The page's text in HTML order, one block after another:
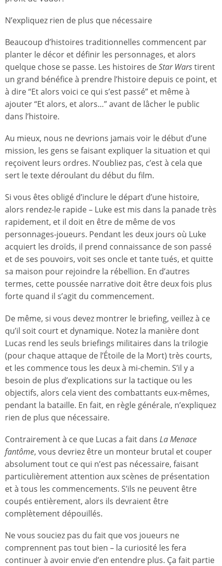
N’expliquez rien de plus que nécessaire
Beaucoup d’histoires traditionnelles commencent par
planter le décor et définir les personnages, et alors
quelque chose se passe. Les histoires deStar Warstirent
un grand bénéfice à prendre l’histoire depuis ce point, et
à dire “Et alors voici ce qui s’est passé” et même à
ajouter “Et alors, et alors…” avant de lâcher le public
dans l’histoire.
Au mieux, nous ne devrions jamais voir le début d’une
mission, les gens se faisant expliquer la situation et qui
reçoivent leurs ordres. N’oubliez pas, c’est à cela que
sert le texte déroulant du début du film.
Si vous êtes obligé d’inclure le départ d’une histoire,
alors rendez-le rapide – Luke est mis dans la panade très
rapidement, et il doit en être de même de vos
personnages-joueurs. Pendant les deux jours où Luke
acquiert les droïds, il prend connaissance de son passé
et de ses pouvoirs, voit ses oncle et tante tués, et quitte
sa maison pour rejoindre la rébellion. En d’autres
termes, cette poussée narrative doit être deux fois plus
forte quand il s’agit du commencement.
De même, si vous devez montrer le briefing, veillez à ce
qu’il soit court et dynamique. Notez la manière dont
Lucas rend les seuls briefings militaires dans la trilogie
(pour chaque attaque de l’Étoile de la Mort) très courts,
et les commence tous les deux à mi-chemin. S’il y a
besoin de plus d’explications sur la tactique ou les
objectifs, alors cela vient des combattants eux-mêmes,
pendant la bataille. En fait, en règle générale, n’expliquez
rien de plus que nécessaire.
Contrairement à ce que Lucas a fait dans La Menace
fantôme, vous devriez être un monteur brutal et couper
absolument tout ce qui n’est pas nécessaire, faisant
particulièrement attention aux scènes de présentation
et à tous les commencements. S’ils ne peuvent être
coupés entièrement, alors ils devraient être
complètement dépouillés.
Ne vous souciez pas du fait que vos joueurs ne
comprennent pas tout bien – la curiosité les fera
continuer à avoir envie d’en entendre plus. Ça fait partie